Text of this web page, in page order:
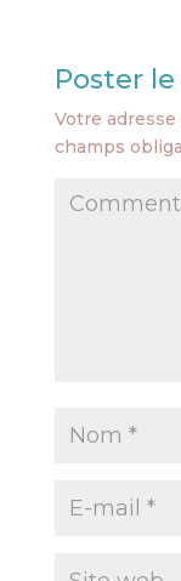
Poster
Votre
champs